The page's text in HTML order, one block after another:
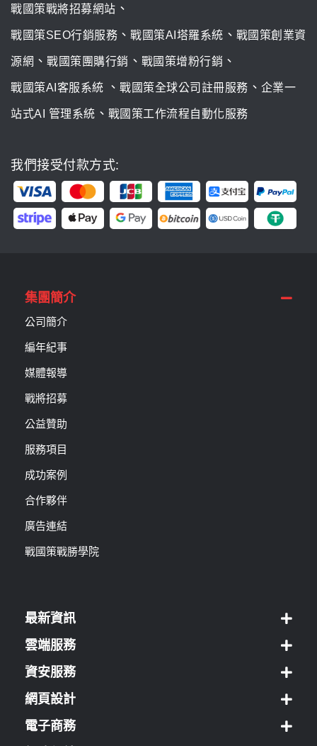
戰國策戰將招募網站 、
戰國策SEO行銷服務 、 戰國策AI塔羅系統 、 戰國策創業資
源網 、 戰國策團購行銷 、 戰國策增粉行銷 、
戰國策AI客服系統 、 戰國策全球公司註冊服務 、 企業一
站式AI 管理系統 、 戰國策工作流程自動化服務
我們接受付款方式:
集團簡介
公司簡介
編年紀事
媒體報導
戰將招募
公益贊助
服務項目
成功案例
合作夥伴
廣告連結
戰國策戰勝學院
最新資訊
雲端服務
資安服務
網頁設計
電子商務